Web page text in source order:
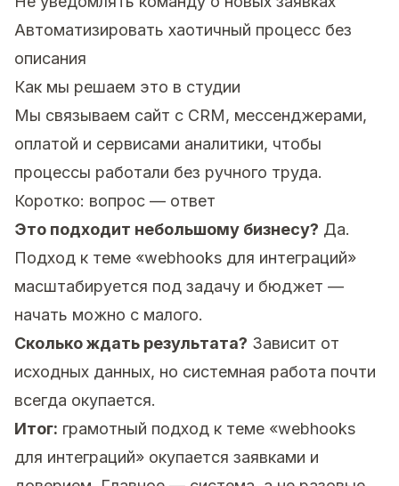
Автоматизировать хаотичный процесс без
описания
Как мы решаем это в студии
Мы связываем сайт с CRM, мессенджерами,
оплатой и сервисами аналитики, чтобы
процессы работали без ручного труда.
Коротко: вопрос — ответ
Это подходит небольшому бизнесу? Да.
Подход к теме «webhooks для интеграций»
масштабируется под задачу и бюджет —
начать можно с малого.
Сколько ждать результата? Зависит от
исходных данных, но системная работа почти
всегда окупается.
Итог: грамотный подход к теме «webhooks
для интеграций» окупается заявками и